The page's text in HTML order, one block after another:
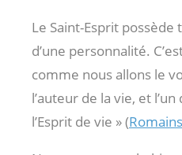
Le Saint-Esprit
d’une personnalité.
comme nous allons le
l’auteur de la vie, et
l’Esprit de vie » (